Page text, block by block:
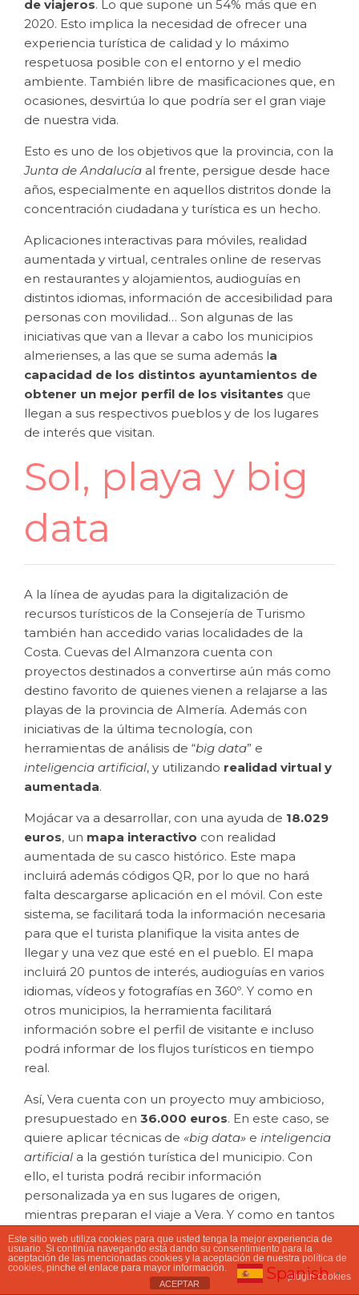
de viajeros. Lo que supone un 54% más que en
2020. Esto implica la necesidad de ofrecer una
experiencia turística de calidad y lo máximo
respetuosa posible con el entorno y el medio
ambiente. También libre de masificaciones que, en
ocasiones, desvirtúa lo que podría ser el gran viaje
de nuestra vida.
Esto es uno de los objetivos que la provincia, con la
Junta de Andalucía al frente, persigue desde hace
años, especialmente en aquellos distritos donde la
concentración ciudadana y turística es un hecho.
Aplicaciones interactivas para móviles, realidad
aumentada y virtual, centrales online de reservas
en restaurantes y alojamientos, audioguías en
distintos idiomas, información de accesibilidad para
personas con movilidad… Son algunas de las
iniciativas que van a llevar a cabo los municipios
almerienses, a las que se suma además la
capacidad de los distintos ayuntamientos de
obtener un mejor perfil de los visitantes que
llegan a sus respectivos pueblos y de los lugares
de interés que visitan.
Sol, playa y big
data
A la línea de ayudas para la digitalización de
recursos turísticos de la Consejería de Turismo
también han accedido varias localidades de la
Costa. Cuevas del Almanzora cuenta con
proyectos destinados a convertirse aún más como
destino favorito de quienes vienen a relajarse a las
playas de la provincia de Almería. Además con
iniciativas de la última tecnología, con
herramientas de análisis de “big data” e
inteligencia artificial, y utilizando realidad virtual y
aumentada.
Mojácar va a desarrollar, con una ayuda de 18.029
euros, un mapa interactivo con realidad
aumentada de su casco histórico. Este mapa
incluirá además códigos QR, por lo que no hará
falta descargarse aplicación en el móvil. Con este
sistema, se facilitará toda la información necesaria
para que el turista planifique la visita antes de
llegar y una vez que esté en el pueblo. El mapa
incluirá 20 puntos de interés, audioguías en varios
idiomas, vídeos y fotografías en 360º. Y como en
otros municipios, la herramienta facilitará
información sobre el perfil de visitante e incluso
podrá informar de los flujos turísticos en tiempo
real.
Así, Vera cuenta con un proyecto muy ambicioso,
presupuestado en 36.000 euros. En este caso, se
quiere aplicar técnicas de «big data» e inteligencia
artificial a la gestión turística del municipio. Con
ello, el turista podrá recibir información
personalizada ya en sus lugares de origen,
mientras preparan el viaje a Vera. Y como en tantos
municipios, la herramienta contará con un sistema
de«feedback»para que el Ayuntamiento tome
decisiones relacionadas con la ocupación de
alojamientos o las aglomeraciones de turistas.
Este sitio web utiliza cookies para que usted tenga la mejor experiencia de
usuario. Si continúa navegando está dando su consentimiento para la
aceptación de las mencionadas cookies y la aceptación de nuestra política de
cookies, pinche el enlace para mayor información.
plugin cookies
ACEPTAR
Spanish ▼